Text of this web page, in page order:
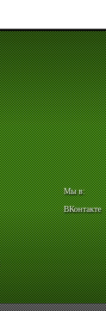
Мы в:
ВКонтакте